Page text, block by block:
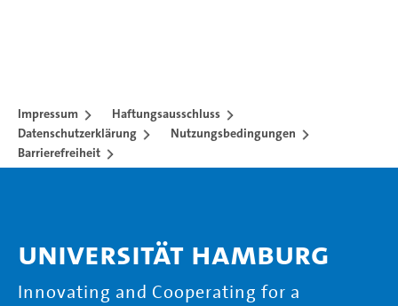
Impressum
Haftungsausschluss
Datenschutzerklärung
Nutzungsbedingungen
Barrierefreiheit
Universität Hamburg
Innovating and Cooperating for a